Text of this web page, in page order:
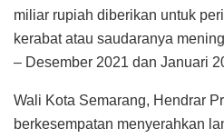
miliar rupiah diberikan untuk
kerabat atau saudaranya
– Desember 2021 dan Januari
Wali Kota Semarang, Hendrar
berkesempatan menyerahkan